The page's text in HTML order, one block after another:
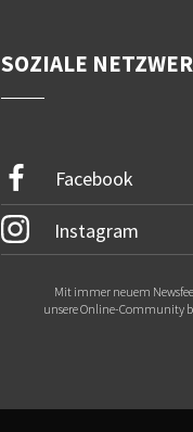
SOZIALE
Facebook
Instagram
Mit immer neuem
unsere Online-Community